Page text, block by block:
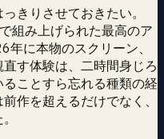
きりさせておきたい。
組み上げられた最高のア
に本物のスクリーン、
す体験は、二時間身じろ
ことすら忘れる種類の経
作を超えるだけでなく、